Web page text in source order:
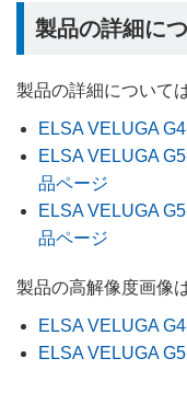
製品の詳細に
製品の詳細について
ELSA VELUGA
ELSA VELUGA
品ページ
ELSA VELUGA
品ページ
製品の高解像度画像
ELSA VELUGA
ELSA VELUGA